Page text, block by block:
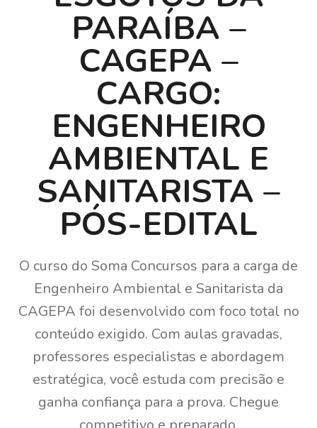
PARAÍBA –
CAGEPA –
CARGO:
ENGENHEIRO
AMBIENTAL E
SANITARISTA –
PÓS-EDITAL
O curso do Soma Concursos para a carga de
Engenheiro Ambiental e Sanitarista da
CAGEPA foi desenvolvido com foco total no
conteúdo exigido. Com aulas gravadas,
professores especialistas e abordagem
estratégica, você estuda com precisão e
ganha confiança para a prova. Chegue